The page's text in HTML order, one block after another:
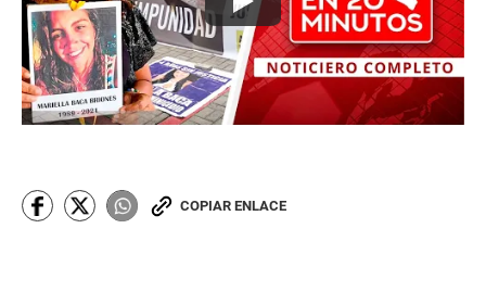
COPIAR ENLACE